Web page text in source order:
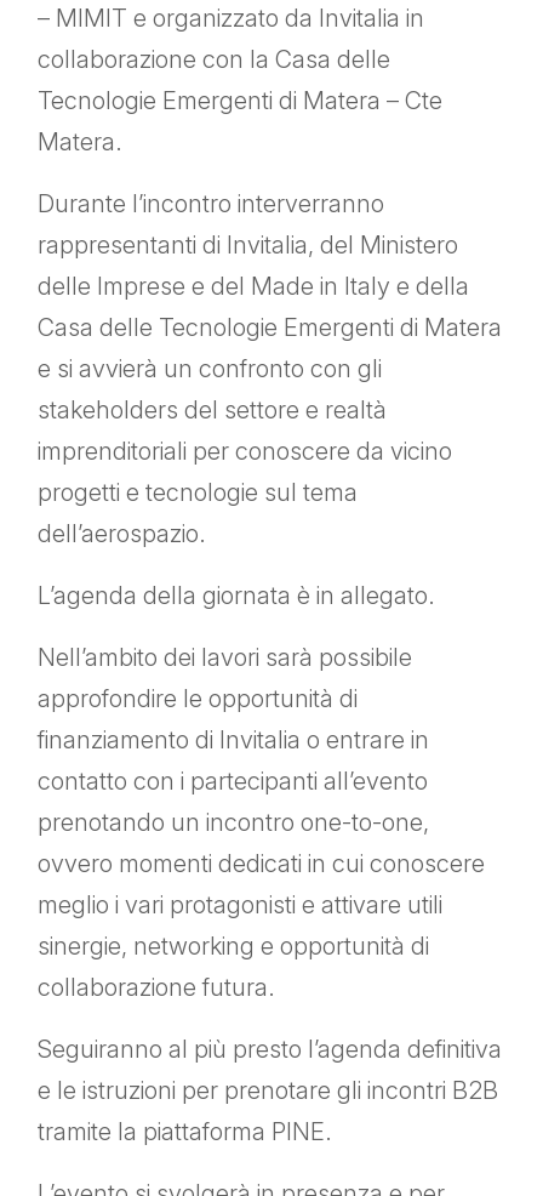
– MIMIT e organizzato da Invitalia in
collaborazione con la Casa delle
Tecnologie Emergenti di Matera – Cte
Matera.
Durante l’incontro interverranno
rappresentanti di Invitalia, del Ministero
delle Imprese e del Made in Italy e della
Casa delle Tecnologie Emergenti di Matera
e si avvierà un confronto con gli
stakeholders del settore e realtà
imprenditoriali per conoscere da vicino
progetti e tecnologie sul tema
dell’aerospazio.
L’agenda della giornata è in allegato.
Nell’ambito dei lavori sarà possibile
approfondire le opportunità di
finanziamento di Invitalia o entrare in
contatto con i partecipanti all’evento
prenotando un incontro one-to-one,
ovvero momenti dedicati in cui conoscere
meglio i vari protagonisti e attivare utili
sinergie, networking e opportunità di
collaborazione futura.
Seguiranno al più presto l’agenda definitiva
e le istruzioni per prenotare gli incontri B2B
tramite la piattaforma PINE.